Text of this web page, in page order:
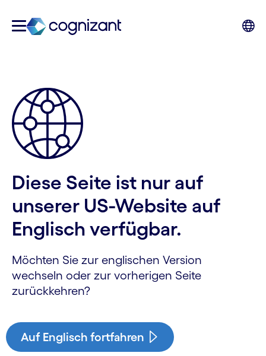
Diese Seite ist nur auf
unserer US-Website auf
Englisch verfügbar.
Möchten Sie zur englischen Version
wechseln oder zur vorherigen Seite
zurückkehren?
Auf Englisch fortfahren